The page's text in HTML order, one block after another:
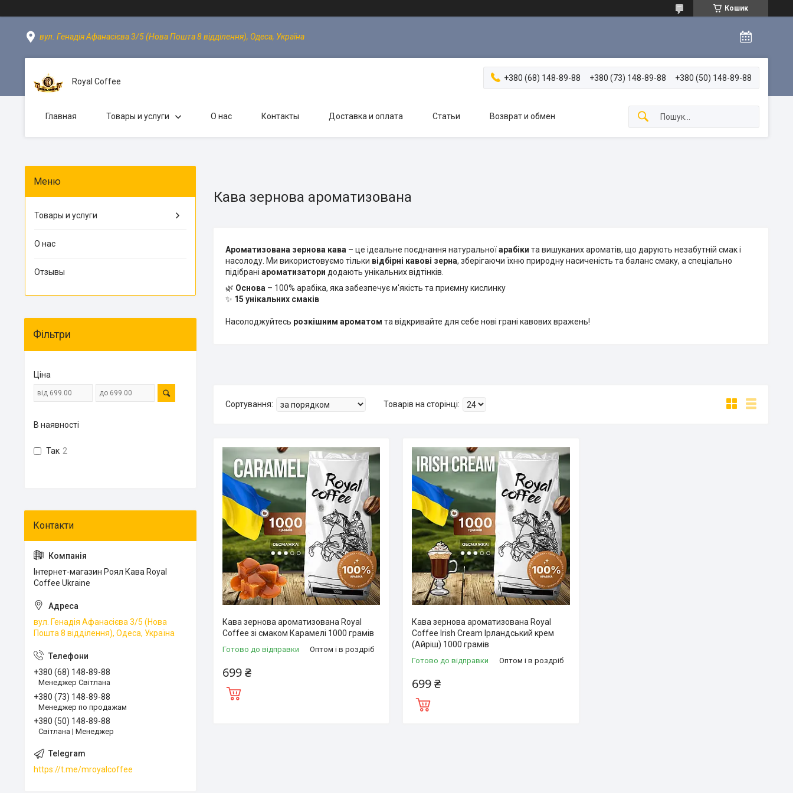
Кошик
вул. Генадія Афанасієва 3/5 (Нова Пошта 8 відділення), Одеса, Україна
Royal Coffee +380 (68) 148-89-88 +380 (73) 148-89-88 +380 (50) 148-89-88
Главная Товары и услуги О нас Контакты Доставка и оплата Статьи Возврат и обмен
Кава зернова ароматизована
Ароматизована зернова кава – це ідеальне поєднання натуральноїарабіки та вишуканих ароматів, що дарують незабутній смак і
насолоду. Ми використовуємо тільки відбірні кавові зерна, зберігаючи їхню природну насиченість та баланс смаку, а спеціально
підібрані ароматизатори додають унікальних відтінків.
🌿 Основа – 100% арабіка, яка забезпечує м'якість та приємну кислинку
✨ 15 унікальних смаків
Насолоджуйтесь розкішним ароматом та відкривайте для себе нові грані кавових вражень!
Кава зернова ароматизована Royal
Coffee зі смаком Карамелі 1000 грамів
Готово до відправки Оптом і в роздріб
699 ₴
Кава зернова ароматизована Royal
Coffee Irish Cream Ірландський крем
(Айріш) 1000 грамів
Готово до відправки Оптом і в роздріб
699 ₴
Товары и услуги
О нас
Отзывы
Фільтри
Ціна
В наявності
Так 2
Інтернет-магазин Роял Кава Royal
Coffee Ukraine
вул. Генадія Афанасієва 3/5 (Нова
Пошта 8 відділення), Одеса, Україна
+380 (68) 148-89-88
Менеджер Світлана
+380 (73) 148-89-88
Менеджер по продажам
+380 (50) 148-89-88
Світлана | Менеджер
https://t.me/mroyalcoffee